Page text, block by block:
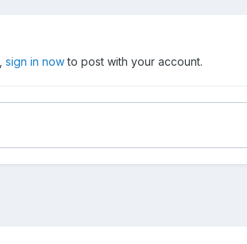
sign in nowto post with your account.